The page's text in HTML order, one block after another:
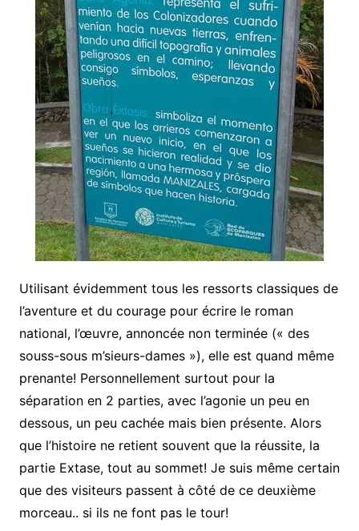
Utilisant évidemment tous les ressorts classiques de
l’aventure et du courage pour écrire le roman
national, l’œuvre, annoncée non terminée (« des
souss-sous m’sieurs-dames »), elle est quand même
prenante! Personnellement surtout pour la
séparation en 2 parties, avec l’agonie un peu en
dessous, un peu cachée mais bien présente. Alors
que l’histoire ne retient souvent que la réussite, la
partie Extase, tout au sommet! Je suis même certain
que des visiteurs passent à côté de ce deuxième
morceau.. si ils ne font pas le tour!